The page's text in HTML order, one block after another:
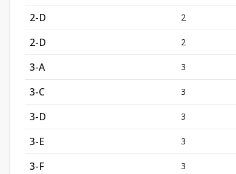
2-D 2
2-D 2
3-A 3
3-C 3
3-D 3
3-E 3
3-F 3